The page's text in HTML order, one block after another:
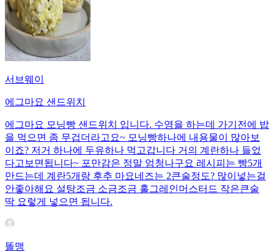
서브웨이
에그마요 샌드위치
에그마요 모닝빵 샌드위치 입니다. 수영을 하는데 가기전에 밥
을 먹으면 좀 무겁더라고요~ 모닝빵하나에 내용물이 많아보
이죠? 저거 하나에 두유하나 먹고갑니다 거의 계란하나 들었
다고보면됩니다~ 포만감은 정말 엄청나구요 레시피는 빵5개
만드는데 계란5개랑 후추 마요네즈는 2큰술정도? 많이넣는걸
안좋아해요 설탕조금 소금조금 홀그레인머스터드 작은큰술
딱 요렇게 넣으면 됩니다.
똘맹